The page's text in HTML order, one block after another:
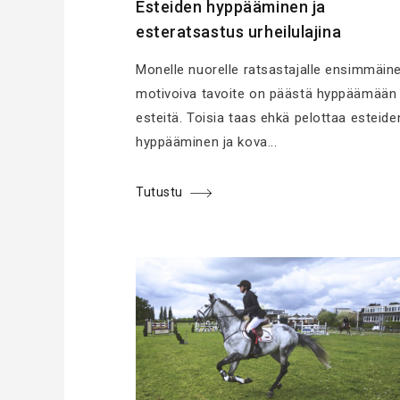
Esteiden hyppääminen ja
esteratsastus urheilulajina
Monelle nuorelle ratsastajalle
motivoiva tavoite on päästä hyppäämään
esteitä. Toisia taas ehkä pelottaa
hyppääminen ja kova...
Tutustu